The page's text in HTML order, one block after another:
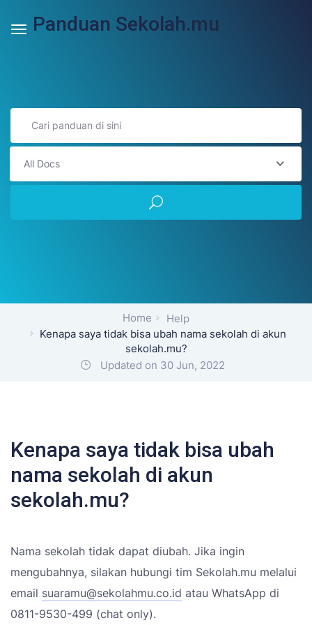
Panduan Sekolah.mu
All Docs
Home
Help
Kenapa saya tidak bisa ubah nama sekolah di akun
sekolah.mu?
Updated on 30 Jun, 2022
Kenapa saya tidak bisa ubah
nama sekolah di akun
sekolah.mu?
Nama sekolah tidak dapat diubah. Jika ingin
mengubahnya, silakan hubungi tim Sekolah.mu melalui
email suaramu@sekolahmu.co.id atau WhatsApp di
0811-9530-499 (chat only).